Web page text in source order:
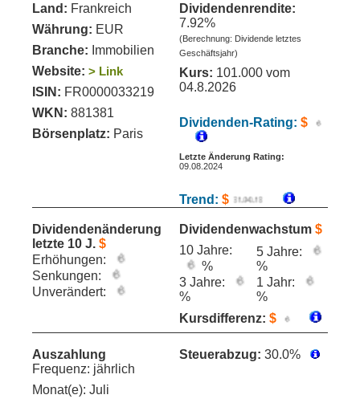
Land: Frankreich
Währung: EUR
Branche: Immobilien
Website: > Link
ISIN: FR0000033219
WKN: 881381
Börsenplatz: Paris
Dividendenrendite:
7.92%
(Berechnung: Dividende letztes
Geschäftsjahr)
Kurs: 101.000 vom
04.8.2026
Dividenden-Rating: $
Letzte Änderung Rating:
09.08.2024
Trend: $
Dividendenänderung
letzte 10 J. $
Erhöhungen:
Senkungen:
Unverändert:
Dividendenwachstum $
10 Jahre:
%
5 Jahre:
%
3 Jahre:
%
1 Jahr:
%
Kursdifferenz: $
Auszahlung
Frequenz: jährlich
Monat(e): Juli
Steuerabzug: 30.0%